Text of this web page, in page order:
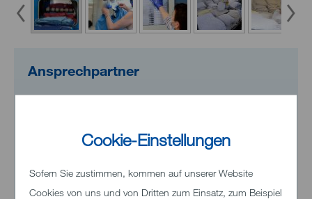
Cookie-Einstellungen
Sofern Sie zustimmen, kommen auf unserer Website
Cookies von uns und von Dritten zum Einsatz, zum Beispiel
Ansprechpartner